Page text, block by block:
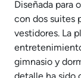
Diseñada para
con dos suites
vestidores. La
gimnasio y